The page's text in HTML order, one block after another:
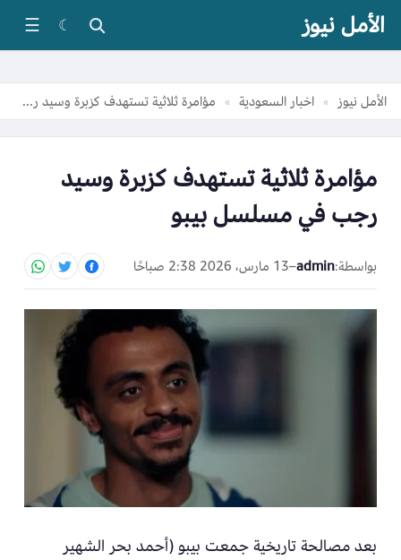
الأمل نيوز ☾
☰
الأمل نيوز » اخبار السعودية » مؤامرة ثلاثية تستهدف كزبرة وسيد رجب في مسلسل بيبو
مؤامرة ثلاثية تستهدف كزبرة وسيد
رجب في مسلسل بيبو
بواسطة:admin
–13 مارس، 2026 2:38 صباحًا
بعد مصالحة تاريخية جمعت بيبو (أحمد بحر الشهير